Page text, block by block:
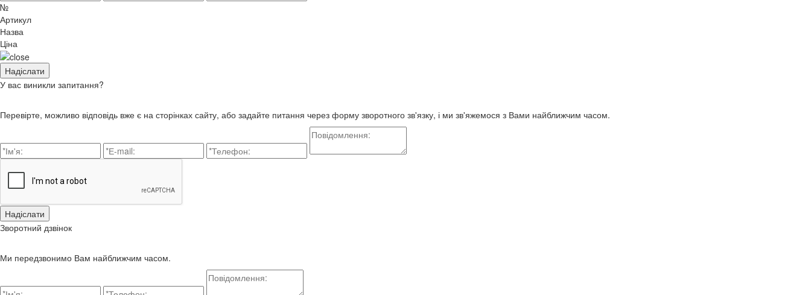
№
Артикул
Назва
Ціна
У вас виникли запитання?
Перевірте, можливо відповідь вже є на сторінках сайту, або задайте питання через форму зворотного зв'язку, і ми зв'яжемося з Вами найближчим часом.
Зворотний дзвінок
Ми передзвонимо Вам найближчим часом.